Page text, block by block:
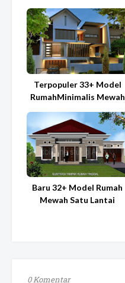
Terpopuler 33+ Model
RumahMinimalis Mewah
Baru 32+ Model Rumah
Mewah Satu Lantai
0 Komentar